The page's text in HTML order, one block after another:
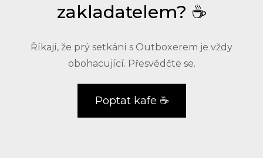
zakladatelem? ☕
Říkají, že prý setkání s Outboxerem je vždy
obohacující. Přesvědčte se.
Poptat kafe ☕